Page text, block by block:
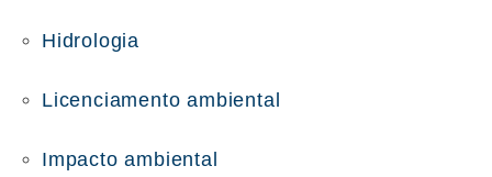
Hidrologia
Licenciamento ambiental
Impacto ambiental